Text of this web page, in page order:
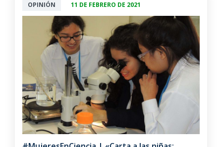
OPINIÓN 11 DE FEBRERO DE 2021